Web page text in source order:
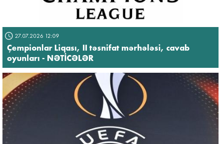
27.07.2026 12:09
Çempionlar Liqası, II təsnifat mərhələsi, cavab
oyunları - NƏTİCƏLƏR